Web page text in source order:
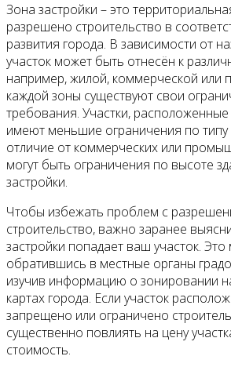
Зона застройки – это
разрешено строительство в
развития города. В зависимости от
участок может быть отнесён к
например, жилой, коммерческой или
каждой зоны существуют свои
требования. Участки,
имеют меньшие ограничения по типу
отличие от коммерческих или
могут быть ограничения по высоте
застройки.
Чтобы избежать проблем с
строительство, важно заранее
застройки попадает ваш участок.
обратившись в местные органы
изучив информацию о зонировании
картах города. Если участок
запрещено или ограничено
существенно повлиять на цену
стоимость.